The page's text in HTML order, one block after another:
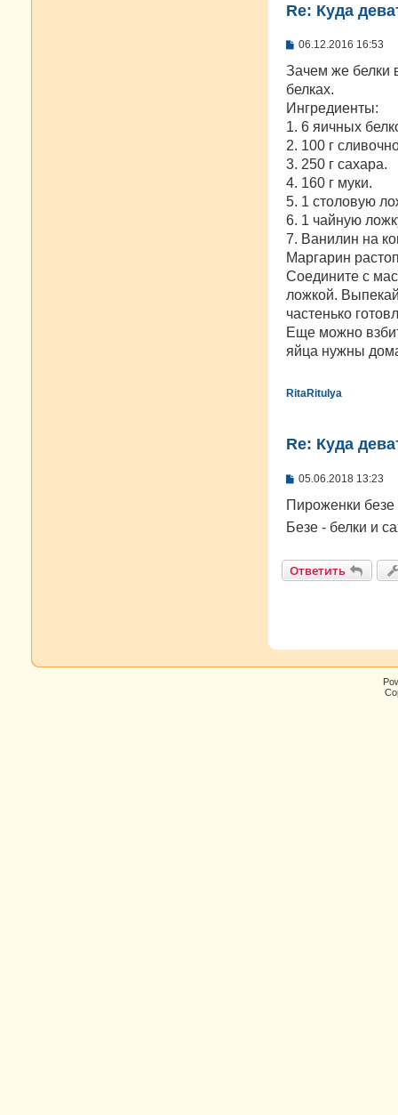
Re: Куда
С
о
щ
е
и
06.12.2016 16:53
Зачем же белки
белках.
Ингредиенты:
1. 6 яичных
2. 100 г
3. 250 г сахара.
4. 160 г муки.
5. 1 столовую
6. 1 чайную
7. Ванилин на
Маргарин
Соедините с
ложкой.
частенько
Еще можно
яйца нужны
RitaRitulya
Re: Куда
С
о
щ
и
е
05.06.2018 13:23
Пироженки безе
Безе - белки и
Ответить